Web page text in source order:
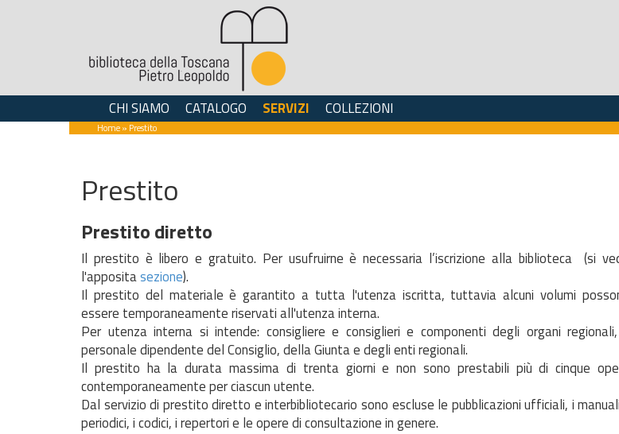
CHI SIAMO CATALOGO SERVIZI COLLEZIONI
Home» Prestito
Prestito
Prestito diretto
Il prestito è libero e gratuito. Per usufruirne è necessaria l’iscrizione alla biblioteca (si
l'appositasezione).
Il prestito del materiale è garantito a tutta l'utenza iscritta, tuttavia alcuni volumi
essere temporaneamente riservati all'utenza interna.
Per utenza interna si intende: consigliere e consiglieri e componenti degli organi
personale dipendente del Consiglio, della Giunta e degli enti regionali.
Il prestito ha la durata massima di trenta giorni e non sono prestabili più di cinque
contemporaneamente per ciascun utente.
Dal servizio di prestito diretto e interbibliotecario sono escluse le pubblicazioni ufficiali, i
periodici, i codici, i repertori e le opere di consultazione in genere.